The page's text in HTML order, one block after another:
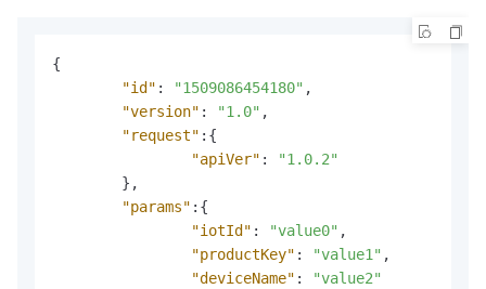
{
"id" : "1509086454180" ,
"version" : "1.0" ,
"request" : {
"apiVer" :
"1.0.2"
} ,
"params" : {
"iotId" : "value0" ,
"productKey" : "value1" ,
"deviceName" :
"value2"